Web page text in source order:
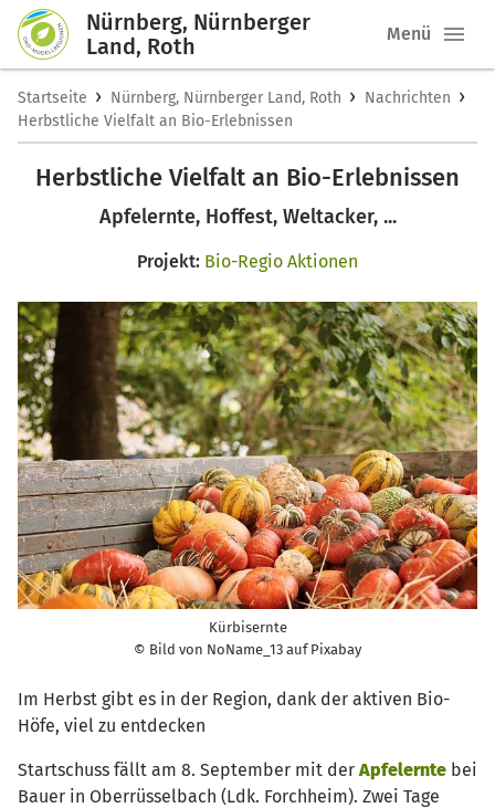
Nürnberg, Nürnberger
Land, Roth
Menü
Startseite › Nürnberg, Nürnberger Land, Roth › Nachrichten ›
Herbstliche Vielfalt an Bio-Erlebnissen
Herbstliche Vielfalt an Bio-Erlebnissen
Apfelernte, Hoffest, Weltacker, ...
Projekt: Bio-Regio Aktionen
Kürbisernte
© Bild von NoName_13 auf Pixabay
Im Herbst gibt es in der Region, dank der aktiven Bio-
Höfe, viel zu entdecken
Startschuss fällt am 8. September mit der Apfelernte bei
Bauer in Oberrüsselbach (Ldk. Forchheim). Zwei Tage